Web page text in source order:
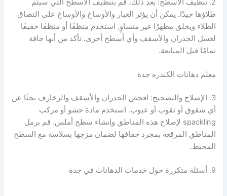
2. تنظيف الأسطح: بعد ذلك، قم بتنظيف الأسطح التي سيتم
طلاؤها جيدًا. يمكن أن يؤثر الغبار والأوساخ والأوساخ على التصاق
الطلاء ويخلق مظهرًا غير متساوٍ. استخدم منظفًا أو منظفًا خفيفًا
لغسل الجدران والأسقف وأي أسطح أخرى. تأكد من أنها جافة
تمامًا قبل المتابعة.
معلم دهانات الكندره جدة
3. الإصلاح والتصحيح: افحص الجدران والأسقف والزخارف بحثًا عن
أي شقوق أو ثقوب أو عيوب. استخدم مادة حشو أو مركب
spackling لإصلاح هذه المناطق وإنشاء سطح أملس. قم برمل
المناطق المرقعة بمجرد جفافها لضمان مزجها بسلاسة مع السطح
المحيط.
9. أسئلة متكررة حول خدمات الدهانات في جدة